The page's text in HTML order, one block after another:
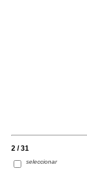
2 / 31
seleccionar